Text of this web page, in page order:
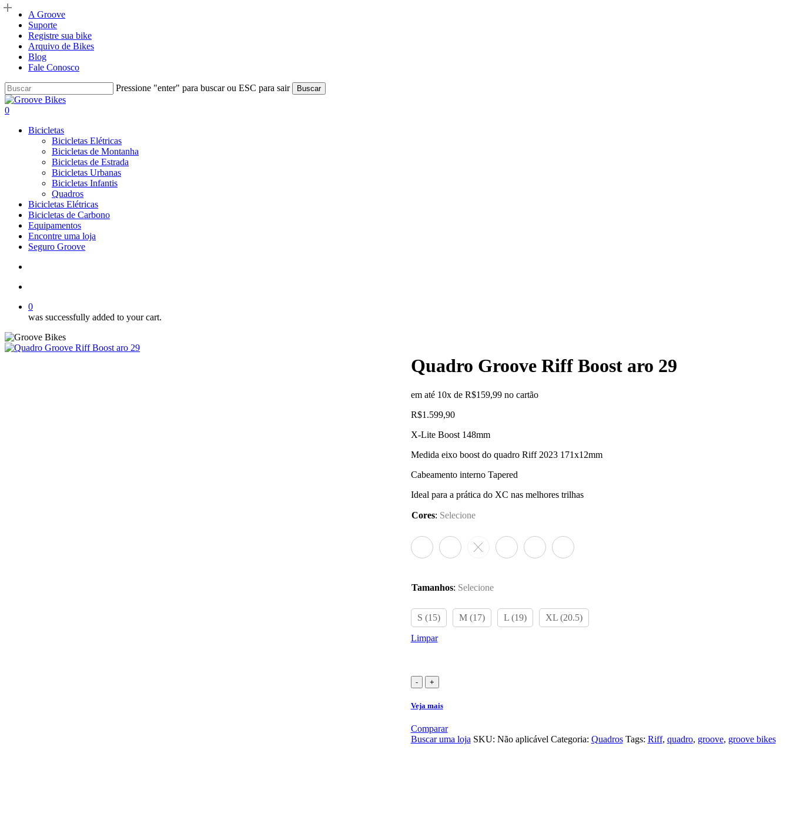
Skip
main
content
A Groove
Suporte
Registre sua bike
Arquivo de Bikes
Blog
Fale Conosco
Pressione "enter" para buscar ou ESC para sair Buscar
Close
Search
Buscar..
account
0
Bicicletas
Bicicletas Elétricas
Bicicletas de Montanha
Bicicletas de Estrada
Bicicletas Urbanas
Bicicletas Infantis
Quadros
Bicicletas Elétricas
Bicicletas de Carbono
Equipamentos
Encontre uma loja
Seguro Groove
0
was successfully added to your cart.
Quadro Groove Riff Boost aro 29
em até 10x de R$159,99 no cartão
R$1.599,90
X-Lite Boost 148mm
Medida eixo boost do quadro Riff 2023 171x12mm
Cabeamento interno Tapered
Ideal para a prática do XC nas melhores trilhas
Cores: Selecione
Tamanhos: Selecione
S (15) M (17) L (19) XL (20.5)
Limpar
Groove
Boost
aro
29
Veja mais
Comparar
Buscar uma loja SKU: Não aplicável Categoria: Quadros Tags: Riff, quadro, groove, groove bikes